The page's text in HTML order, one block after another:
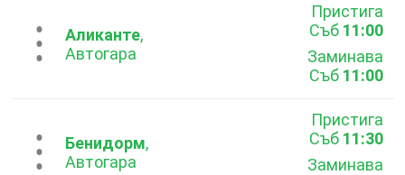
...Аликанте,
Автогара
Пристига
Съб 11:00
Заминава
Съб 11:00
...Бенидорм,
Автогара
Пристига
Съб 11:30
Заминава